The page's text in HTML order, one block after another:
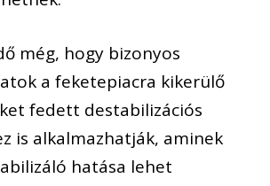
még, hogy bizonyos
a feketepiacra kikerülő
fedett destabilizációs
is alkalmazhatják, aminek
hatása lehet